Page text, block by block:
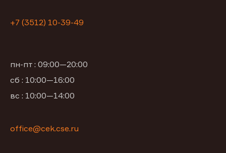
+7 (3512) 10-39-49
пн-пт : 09:00—20:00
сб : 10:00—16:00
вс : 10:00—14:00
office@cek.cse.ru